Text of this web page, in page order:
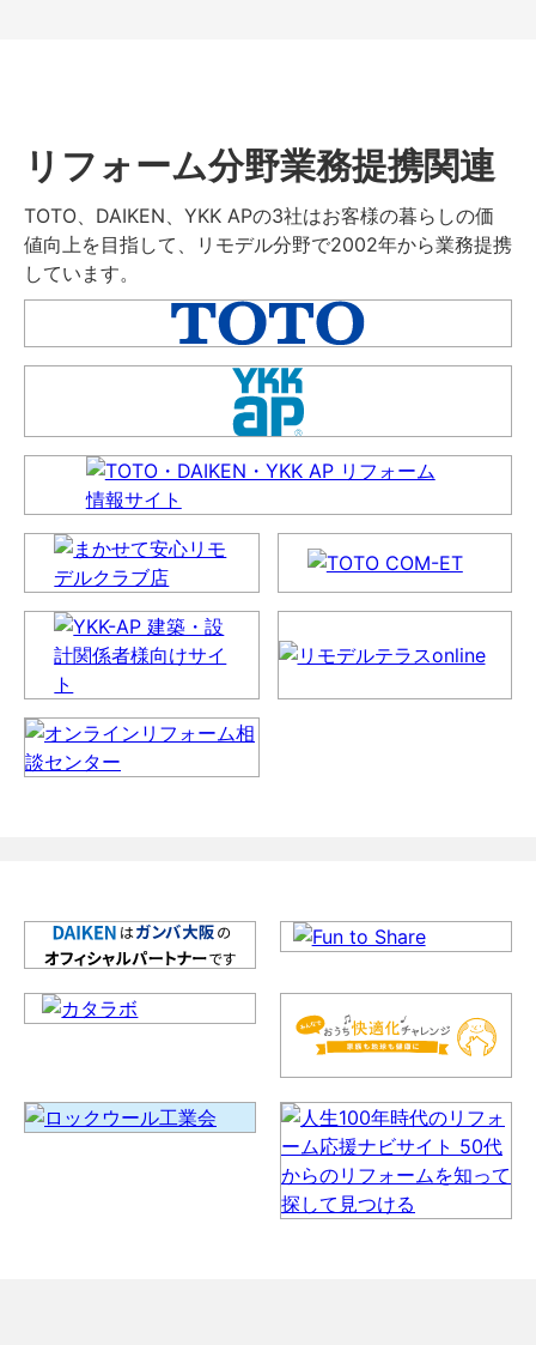
リフォーム分野業務提携関連
TOTO、DAIKEN、YKK APの3社はお客様の暮らしの価
値向上を目指して、リモデル分野で2002年から業務提携
しています。